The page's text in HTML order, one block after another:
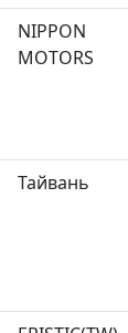
NIPPON
MOTORS
Тайвань